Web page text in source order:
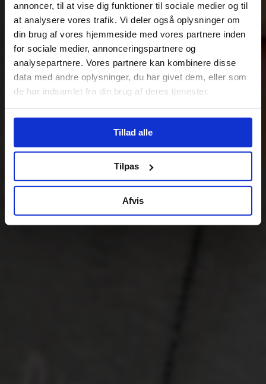
annoncer, til at vise dig funktioner til sociale medier og til
at analysere vores trafik. Vi deler også oplysninger om
din brug af vores hjemmeside med vores partnere inden
for sociale medier, annonceringspartnere og
analysepartnere. Vores partnere kan kombinere disse
data med andre oplysninger, du har givet dem, eller som
de har indsamlet fra din brug af deres tjenester.
Tillad alle
Tilpas
Afvis